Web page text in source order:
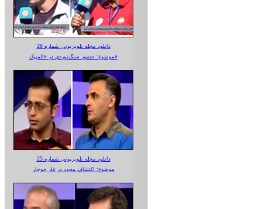
دانلود مجله تلویزیونی شماره 26
موضوع: حضور سنگ‌نوردی در «المپیک»
دانلود مجله تلویزیونی شماره 25
موضوع: اکتشاف مجدد در غار جوجار